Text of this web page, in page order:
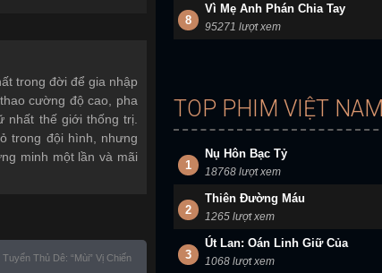
trong đời để gia nhập
cường độ cao, pha
nhất thế giới thống trị.
trong đội hình, nhưng
minh một lần và mãi
Tuyển Thủ Dê: “Mùi” Vị Chiến
8
Vì Mẹ Anh Phán Chia Tay
95271 lượt xem
TOP PHIM VIỆT NAM
1
Nụ Hôn Bạc Tỷ
18768 lượt xem
2
Thiên Đường Máu
1265 lượt xem
3
Út Lan: Oán Linh Giữ Của
1068 lượt xem